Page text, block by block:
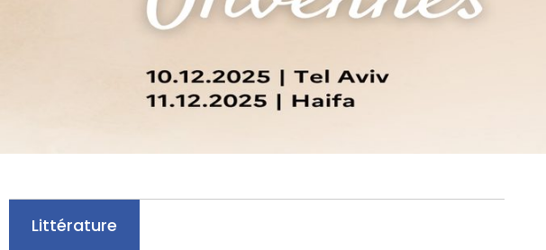
Littérature